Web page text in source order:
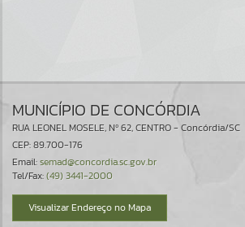
MUNICÍPIO DE CONCÓRDIA
RUA LEONEL MOSELE, Nº 62, CENTRO - Concórdia/SC
CEP: 89.700-176
Email:semad@concordia.sc.gov.br
Tel/Fax:(49) 3441-2000
Visualizar Endereço no Mapa